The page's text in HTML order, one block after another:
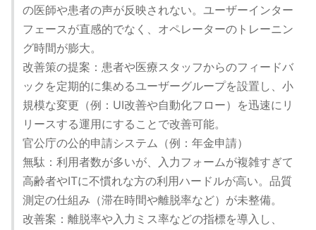
の医師や患者の声が反映されない。ユーザーインター
フェースが直感的でなく、オペレーターのトレーニン
グ時間が膨大。
改善策の提案：患者や医療スタッフからのフィードバ
ックを定期的に集めるユーザーグループを設置し、小
規模な変更（例：UI改善や自動化フロー）を迅速にリ
リースする運用にすることで改善可能。
官公庁の公的申請システム（例：年金申請）
無駄：利用者数が多いが、入力フォームが複雑すぎて
高齢者やITに不慣れな方の利用ハードルが高い。品質
測定の仕組み（滞在時間や離脱率など）が未整備。
改善案：離脱率や入力ミス率などの指標を導入し、